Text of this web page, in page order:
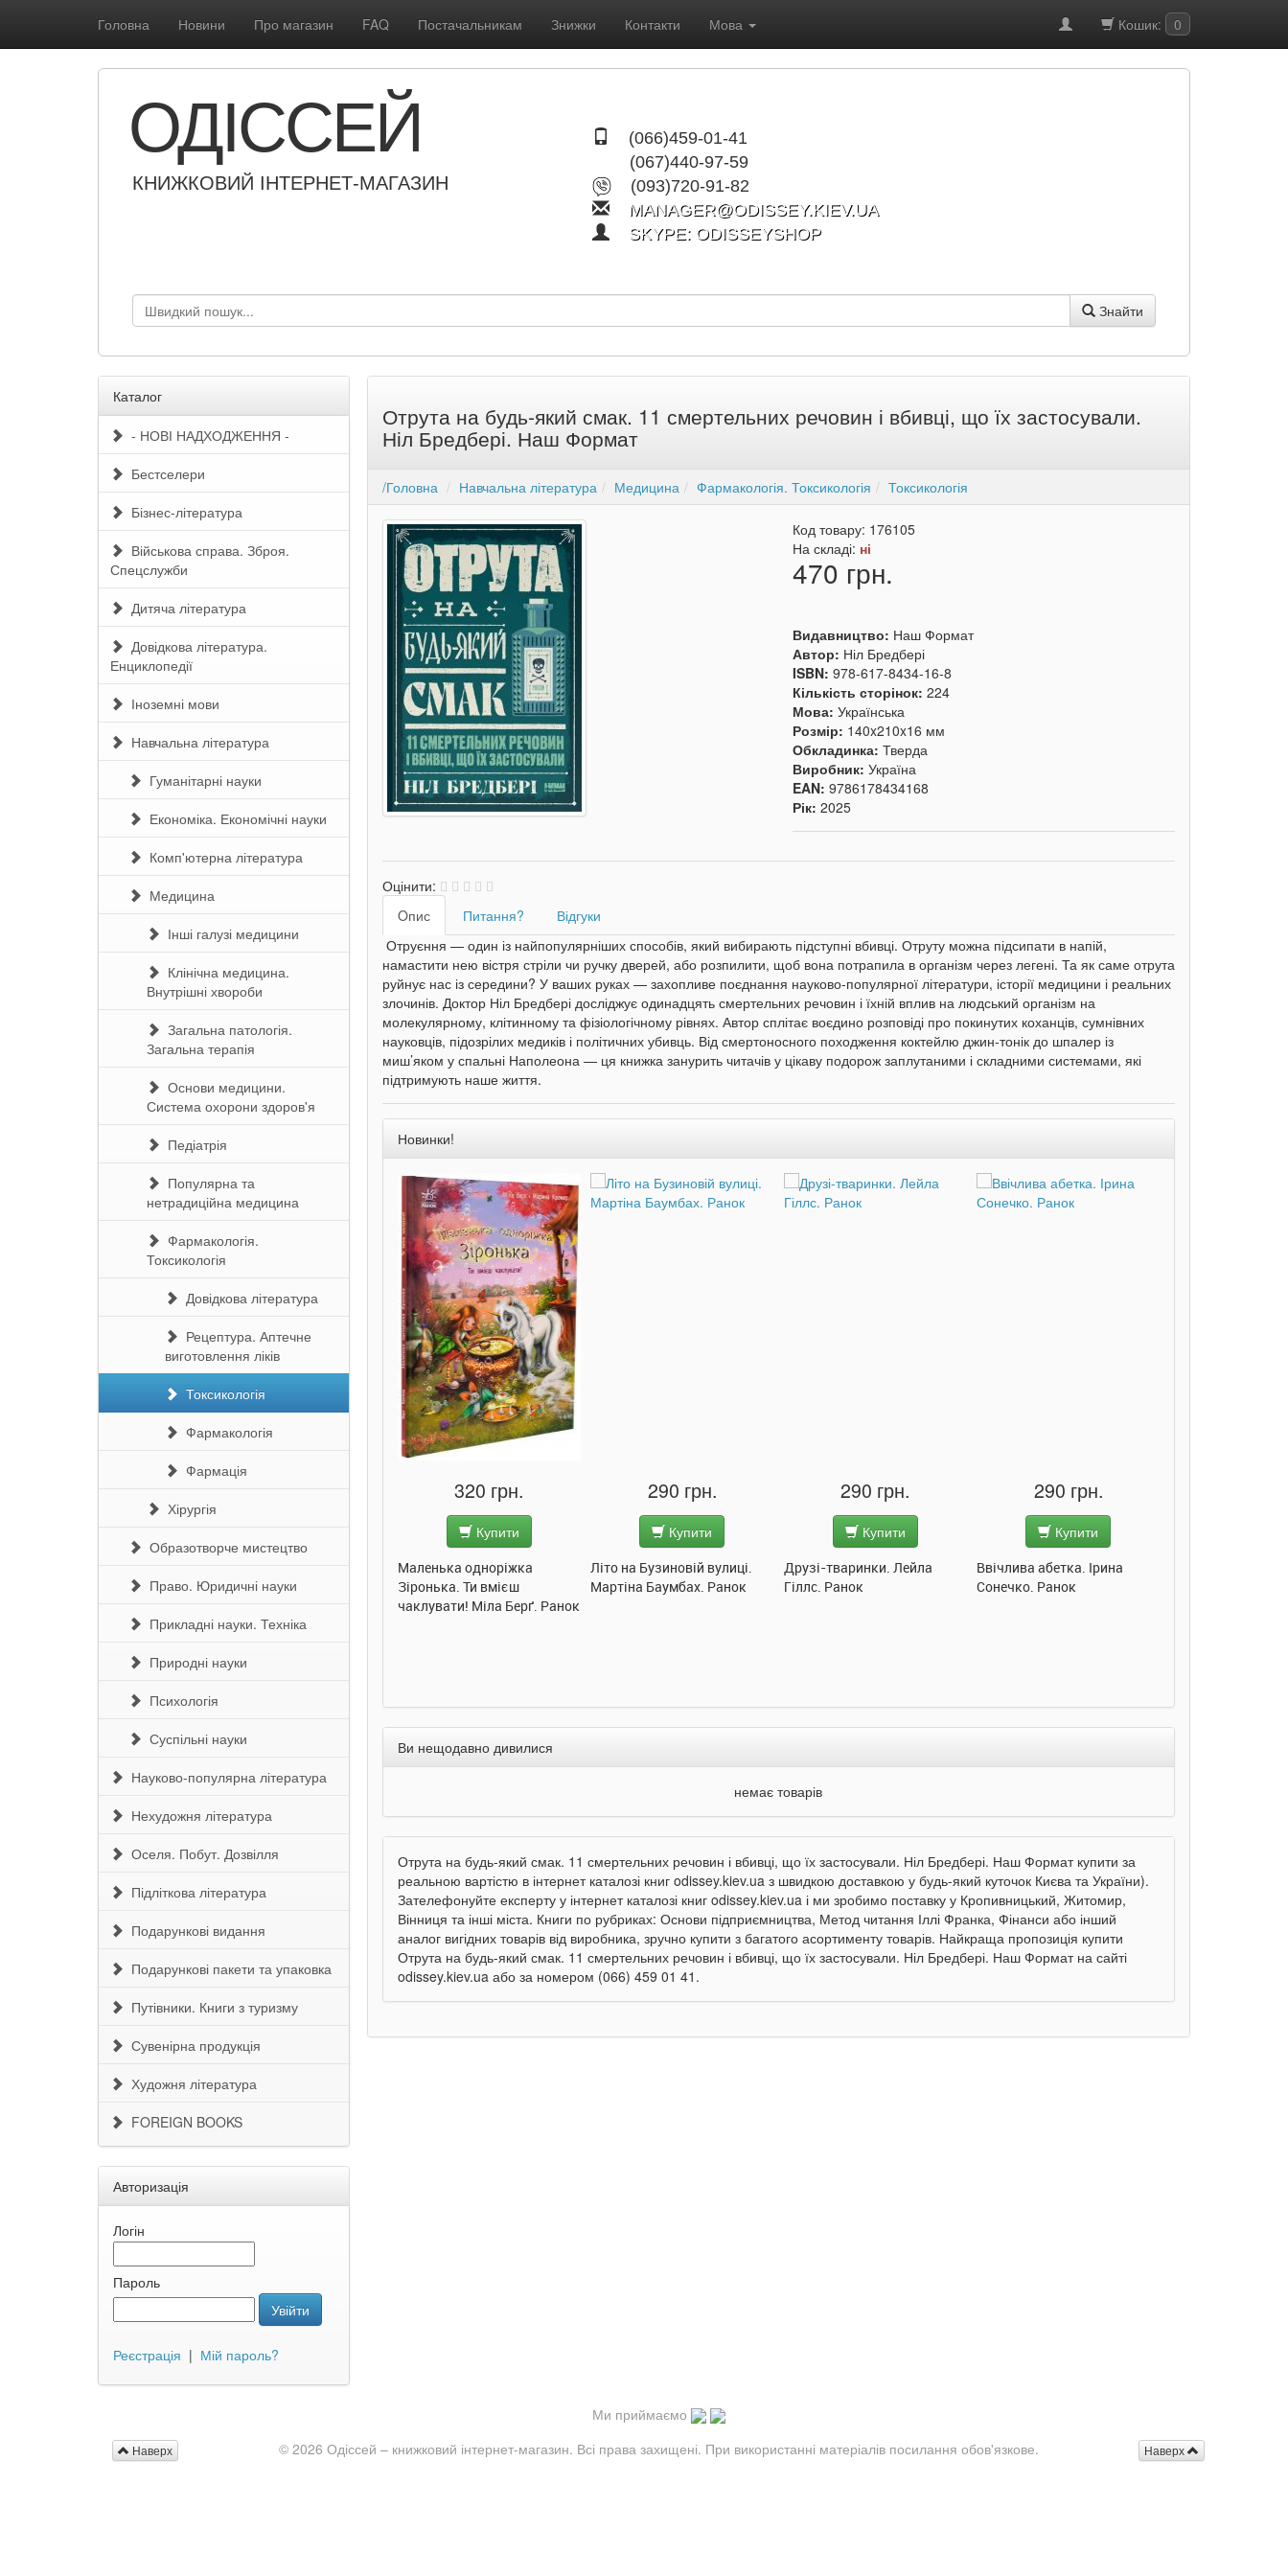
Головна Новини Про магазин FAQ Постачальникам Знижки Контакти Мова Кошик: 0
(066)459-01-41
(067)440-97-59
(093)720-91-82
MANAGER@ODISSEY.KIEV.UA
SKYPE: ODISSEYSHOP
ОДІССЕЙ
КНИЖКОВИЙ ІНТЕРНЕТ-МАГАЗИН
Знайти
Каталог
- НОВІ НАДХОДЖЕННЯ -
Бестселери
Бізнес-література
Військова справа. Зброя.
Спецслужби
Дитяча література
Довідкова література.
Енциклопедії
Іноземні мови
Навчальна література
Гуманітарні науки
Економіка. Економічні науки
Комп'ютерна література
Медицина
Інші галузі медицини
Клінічна медицина.
Внутрішні хвороби
Загальна патологія.
Загальна терапія
Основи медицини.
Система охорони здоров'я
Педіатрія
Популярна та
нетрадиційна медицина
Фармакологія.
Токсикологія
Довідкова література
Рецептура. Аптечне
виготовлення ліків
Токсикологія
Фармакологія
Фармація
Хірургія
Образотворче мистецтво
Право. Юридичні науки
Прикладні науки. Техніка
Природні науки
Психологія
Суспільні науки
Науково-популярна література
Нехудожня література
Оселя. Побут. Дозвілля
Підліткова література
Подарункові видання
Подарункові пакети та упаковка
Путівники. Книги з туризму
Сувенірна продукція
Художня література
FOREIGN BOOKS
Авторизація
Логін
Пароль
Увійти
Реєстрація | Мій пароль?
Отрута на будь-який смак. 11 смертельних речовин і вбивці, що їх застосували.
Ніл Бредбері. Наш Формат
/Головна Навчальна література Медицина Фармакологія. Токсикологія Токсикологія
Код товару: 176105
На складі: ні
470 грн.
Видавництво: Наш Формат
Автор: Ніл Бредбері
ISBN:978-617-8434-16-8
Кількість сторінок:224
Мова:Українська
Розмір: 140x210x16 мм
Обкладинка:Тверда
Виробник:Україна
EAN:9786178434168
Рік:2025
Оцінити:
Oпис
Питання?
Відгуки
Отруєння — один із найпопулярніших способів, який вибирають підступні вбивці. Отруту можна підсипати в напій,
намастити нею вістря стріли чи ручку дверей, або розпилити, щоб вона потрапила в організм через легені. Та як саме отрута
руйнує нас із середини? У ваших руках — захопливе поєднання науково-популярної літератури, історії медицини і реальних
злочинів. Доктор Ніл Бредбері досліджує одинадцять смертельних речовин і їхній вплив на людський організм на
молекулярному, клітинному та фізіологічному рівнях. Автор сплітає воєдино розповіді про покинутих коханців, сумнівних
науковців, підозрілих медиків і політичних убивць. Від смертоносного походження коктейлю джин-тонік до шпалер із
миш’яком у спальні Наполеона — ця книжка занурить читачів у цікаву подорож заплутаними і складними системами, які
підтримують наше життя.
Новинки!
Олена Пуляєва. Ранок
Зіронька. Ти вмієш
290 грн.
Купити
Літо на Бузиновій вулиці.
Мартіна Баумбах. Ранок
290 грн.
Купити
Друзі-тваринки. Лейла
Гіллс. Ранок
290 грн.
Купити
Ввічлива абетка. Ірина
Сонечко. Ранок
290 грн.
Купити
Абетка машин. Ірина
Сонечко. Ранок
Ви нещодавно дивилися
немає товарів
Отрута на будь-який смак. 11 смертельних речовин і вбивці, що їх застосували. Ніл Бредбері. Наш Формат купити за
реальною вартістю в інтернет каталозі книг odissey.kiev.ua з швидкою доставкою у будь-який куточок Києва та України).
Зателефонуйте експерту у інтернет каталозі книг odissey.kiev.ua і ми зробимо поставку у Кропивницький, Житомир,
Вінниця та інші міста. Книги по рубриках: Основи підприємництва, Метод читання Іллі Франка, Фінанси або інший
аналог вигідних товарів від виробника, зручно купити з багатого асортименту товарів. Найкраща пропозиція купити
Отрута на будь-який смак. 11 смертельних речовин і вбивці, що їх застосували. Ніл Бредбері. Наш Формат на сайті
odissey.kiev.ua або за номером (066) 459 01 41.
Ми приймаємо
Наверх
Наверх © 2026 Одіссей – книжковий інтернет-магазин. Всі права захищені. При використанні матеріалів посилання обов'язкове.